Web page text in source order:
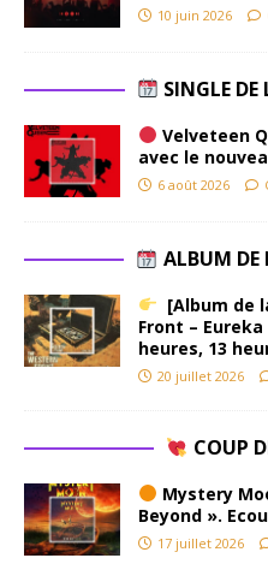
10 juin 2026
SINGLE DE
Velveteen
avec le
6 août 2026
ALBUM DE
[Album de
Front –
heures, 13
20 juillet 2026
COUP
Mystery
Beyond ».
17 juillet 2026